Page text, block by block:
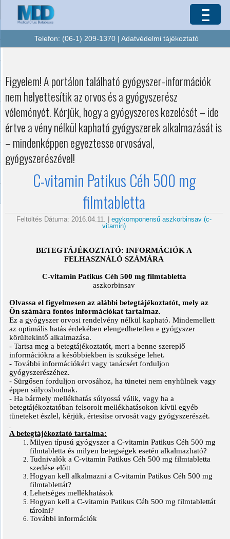
Telefon: (06-1) 209-1370 | Adatvédelmi tájékoztató
Figyelem! A portálon található gyógyszer-információk
nem helyettesítik az orvos és a gyógyszerész
véleményét. Kérjük, hogy a gyógyszeres kezelését – ide
értve a vény nélkül kapható gyógyszerek alkalmazását is
– mindenképpen egyeztesse orvosával,
gyógyszerészével!
C-vitamin Patikus Céh 500 mg
filmtabletta
Feltöltés Dátuma: 2016.04.11. |egykomponensű aszkorbinsav (c-
vitamin)